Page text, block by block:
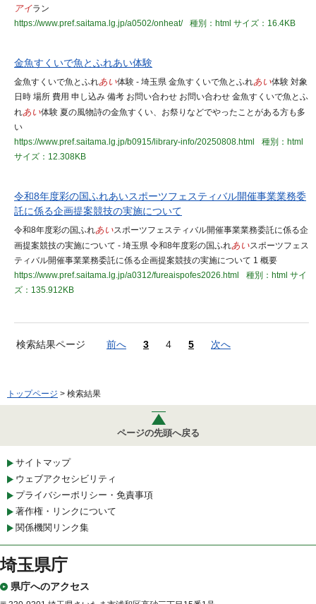
アイラン
https://www.pref.saitama.lg.jp/a0502/onheat/
種別：html サイズ：16.4KB
金魚すくいで魚とふれあい体験
金魚すくいで魚とふれあい体験 - 埼玉県 金魚すくいで魚とふれあい体験 対象
日時 場所 費用 申し込み 備考 お問い合わせ お問い合わせ 金魚すくいで魚とふ
れあい体験 夏の風物詩の金魚すくい、お祭りなどでやったことがある方も多
い
https://www.pref.saitama.lg.jp/b0915/library-info/20250808.html
種別：html
サイズ：12.308KB
令和8年度彩の国ふれあいスポーツフェスティバル開催事業業務委
託に係る企画提案競技の実施について
令和8年度彩の国ふれあいスポーツフェスティバル開催事業業務委託に係る企
画提案競技の実施について - 埼玉県 令和8年度彩の国ふれあいスポーツフェス
ティバル開催事業業務委託に係る企画提案競技の実施について 1 概要
https://www.pref.saitama.lg.jp/a0312/fureaispofes2026.html
種別：html サイ
ズ：135.912KB
検索結果ページ 前へ 3 4 5 次へ
トップページ > 検索結果
ページの先頭へ戻る
サイトマップ
ウェブアクセシビリティ
プライバシーポリシー・免責事項
著作権・リンクについて
関係機関リンク集
埼玉県庁
県庁へのアクセス